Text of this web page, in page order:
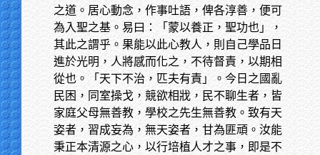
之道。居心動念，作事吐語，俾各淳善，便可
為入聖之基。易曰：「蒙以養正，聖功也」，
其此之謂乎。果能以此心教人，則自己學品日
進於光明，人將感而化之，不待督責，以期相
從也。「天下不治，匹夫有責」。今日之國亂
民困，同室操戈，競欲相戕，民不聊生者，皆
家庭父母無善教，學校之先生無善教。致有天
姿者，習成妄為，無天姿者，甘為匪頑。汝能
秉正本清源之心，以行培植人才之事，即是不